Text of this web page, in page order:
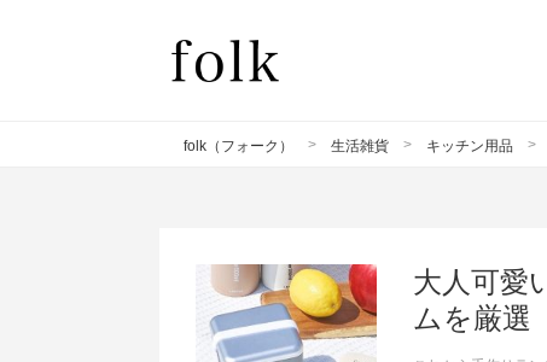
folk（フォーク） 生活雑貨 キッチン用品
大人可愛
ムを厳選